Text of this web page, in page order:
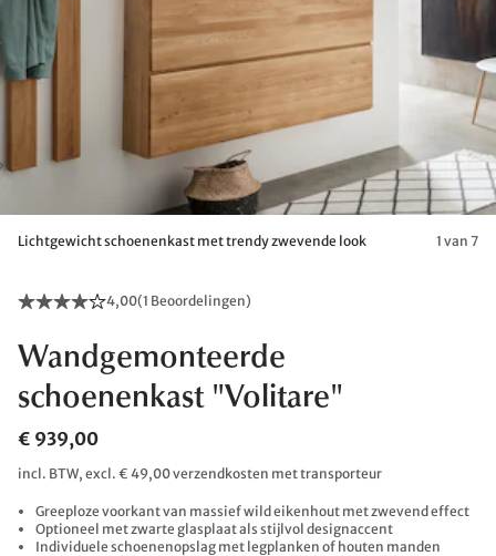
Lichtgewicht schoenenkast met trendy zwevende look 1 van 7
4,00(1 Beoordelingen)
Wandgemonteerde
schoenenkast "Volitare"
€ 939,00
incl. BTW, excl. € 49,00 verzendkosten met transporteur
Greeploze voorkant van massief wild eikenhout met zwevend effect
Optioneel met zwarte glasplaat als stijlvol designaccent
Individuele schoenenopslag met legplanken of houten manden